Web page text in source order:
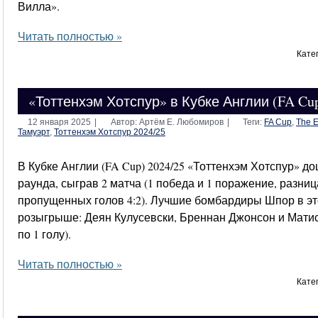
Вилла».
Читать полностью »
«Тоттенхэм Хотспур» в Кубке Англии (FA
12 января 2025 Автор: Артём Е. Любомиров Теги: FA Cup, The
Тамуэрт, Тоттенхэм Хотспур 2024/25
В Кубке Англии (FA Cup) 2024/25 «Тоттенхэм Хотспур»
раунда, сыграв 2 матча (1 победа и 1 поражение,
пропущенных голов 4:2). Лучшие бомбардиры Шпор в
розыгрыше: Деян Кулусевски, Бреннан Джонсон и
по 1 голу).
Читать полностью »